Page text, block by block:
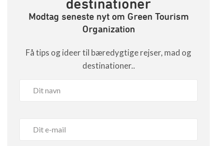
destinationer
Modtag seneste nyt om Green Tourism
Organization
Få tips og ideer til bæredygtige rejser, mad og
destinationer..